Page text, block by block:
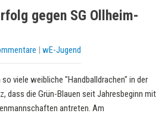
gegen SG Ollheim-
| wE-Jugend
so viele weibliche "Handballdrachen" in der
dass die Grün-Blauen seit Jahresbeginn mit
antreten. Am